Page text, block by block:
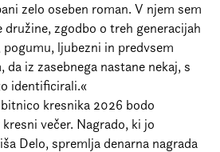
zelo oseben roman. V njem sem
družine, zgodbo o treh generacijah
ljubezni in predvsem
da iz zasebnega nastane nekaj, s
identificirali.«
kresnika 2026 bodo
večer. Nagrado, ki jo
Delo, spremlja denarna nagrada